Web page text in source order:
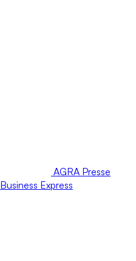
AGRA Presse
Business Express